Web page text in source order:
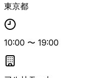
ックリードと連携し、
を検討しながら、機能
ランスを考慮した開
導します。 現場の技
がら課題解決を促し
を行うことで、メン
す。 開発チームの機能デリバリー責任者として、チーム全
東京都
10:00 〜 19:00